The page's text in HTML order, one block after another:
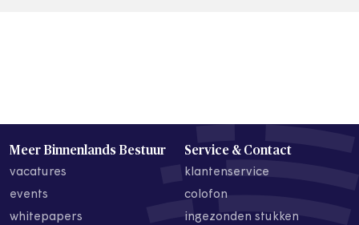
Meer Binnenlands Bestuur
vacatures
events
whitepapers
Service & Contact
klantenservice
colofon
ingezonden stukken